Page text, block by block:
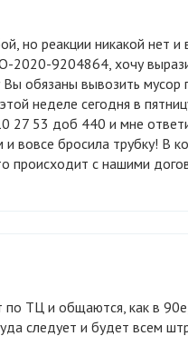
2020-9204864, хочу
Вы обязаны вывозить
неделе сегодня в
27 53 доб 440 и мне
вовсе бросила трубку! В
происходит с нашими
следует и будет всем